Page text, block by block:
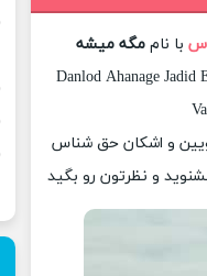
با نام مگه میشه
Danlod Ahanage Jadid
و اشکان حق شناس
و نظرتون رو بگید